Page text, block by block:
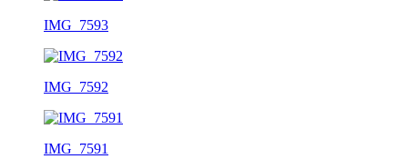
IMG_7593
IMG_7592
IMG_7591